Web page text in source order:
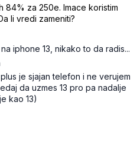
84% za 250e. Imace koristim
li vredi zameniti?
iphone 13, nikako to da radis...
je sjajan telefon i ne verujem
da uzmes 13 pro pa nadalje
kao 13)